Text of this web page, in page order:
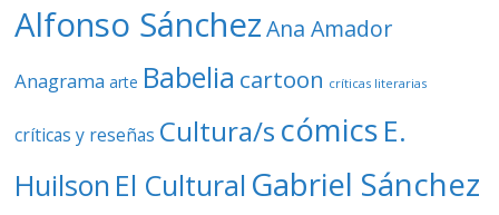
Alfonso Sánchez Ana Amador
Anagrama arte Babelia cartoon críticas literarias
críticas y reseñas Cultura/s cómics E.
Huilson El Cultural Gabriel Sánchez